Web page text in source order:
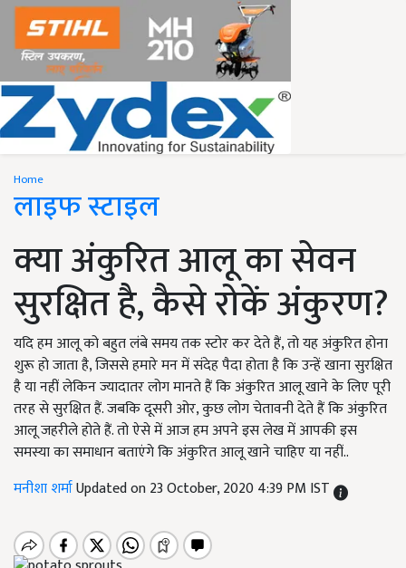
Home
लाइफ स्टाइल
क्या अंकुरित आलू का सेवन
सुरक्षित है, कैसे रोकें अंकुरण?
यदि हम आलू को बहुत लंबे समय तक स्टोर कर देते हैं, तो यह अंकुरित होना
शुरू हो जाता है, जिससे हमारे मन में संदेह पैदा होता है कि उन्हें खाना सुरक्षित
है या नहीं लेकिन ज्यादातर लोग मानते हैं कि अंकुरित आलू खाने के लिए पूरी
तरह से सुरक्षित हैं. जबकि दूसरी ओर, कुछ लोग चेतावनी देते हैं कि अंकुरित
आलू जहरीले होते हैं. तो ऐसे में आज हम अपने इस लेख में आपकी इस
समस्या का समाधान बताएंगे कि अंकुरित आलू खाने चाहिए या नहीं..
मनीशा शर्माUpdated on 23 October, 2020 4:39 PM IST